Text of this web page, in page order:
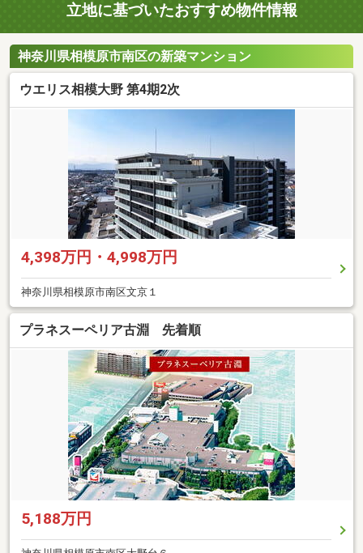
立地に基づいたおすすめ物件情報
神奈川県相模原市南区の新築マンション
ウエリス相模大野 第4期2次
4,398万円・4,998万円
神奈川県相模原市南区文京１
プラネスーペリア古淵 先着順
5,188万円